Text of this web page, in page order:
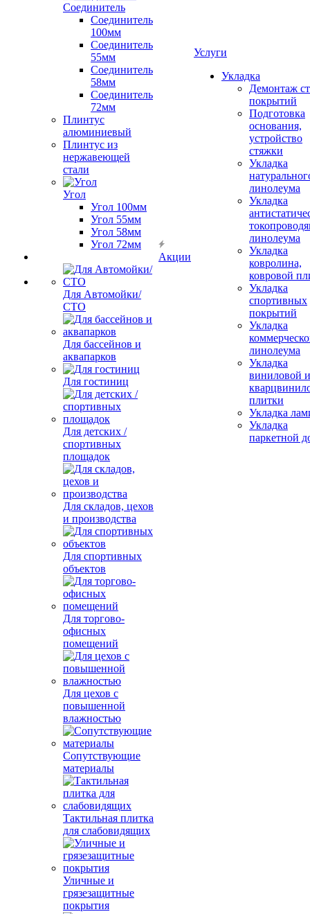
Соединитель
Соединитель
100мм
Соединитель
55мм
Соединитель
58мм
Соединитель
72мм
Плинтус
алюминиевый
Плинтус из
нержавеющей
стали
Угол
Угол 100мм
Угол 55мм
Угол 58мм
Угол 72мм
Для Автомойки/
СТО
Для бассейнов и
аквапарков
Для гостиниц
Для детских /
спортивных
площадок
Для складов, цехов
и производства
Для спортивных
объектов
Для торгово-
офисных
помещений
Для цехов с
повышенной
влажностью
Сопутствующие
материалы
Тактильная плитка
для слабовидящих
Уличные и
грязезащитные
покрытия
Акции
Услуги
Укладка
Демонтаж
покрытий
Подготовка
основания,
устройство
стяжки
Укладка
линолеума
Укладка
линолеума
Укладка
ковролина,
ковровой
Укладка
спортивных
покрытий
Укладка
линолеума
Укладка
виниловой и
плитки
Укладка
Укладка
паркетной